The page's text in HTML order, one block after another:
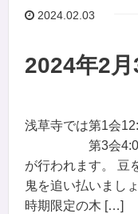
2024.02.03
2024年2
浅草寺では第1
第3会4:00〜.
が行われます。 豆
鬼を追い払いまし
時期限定の木 […]